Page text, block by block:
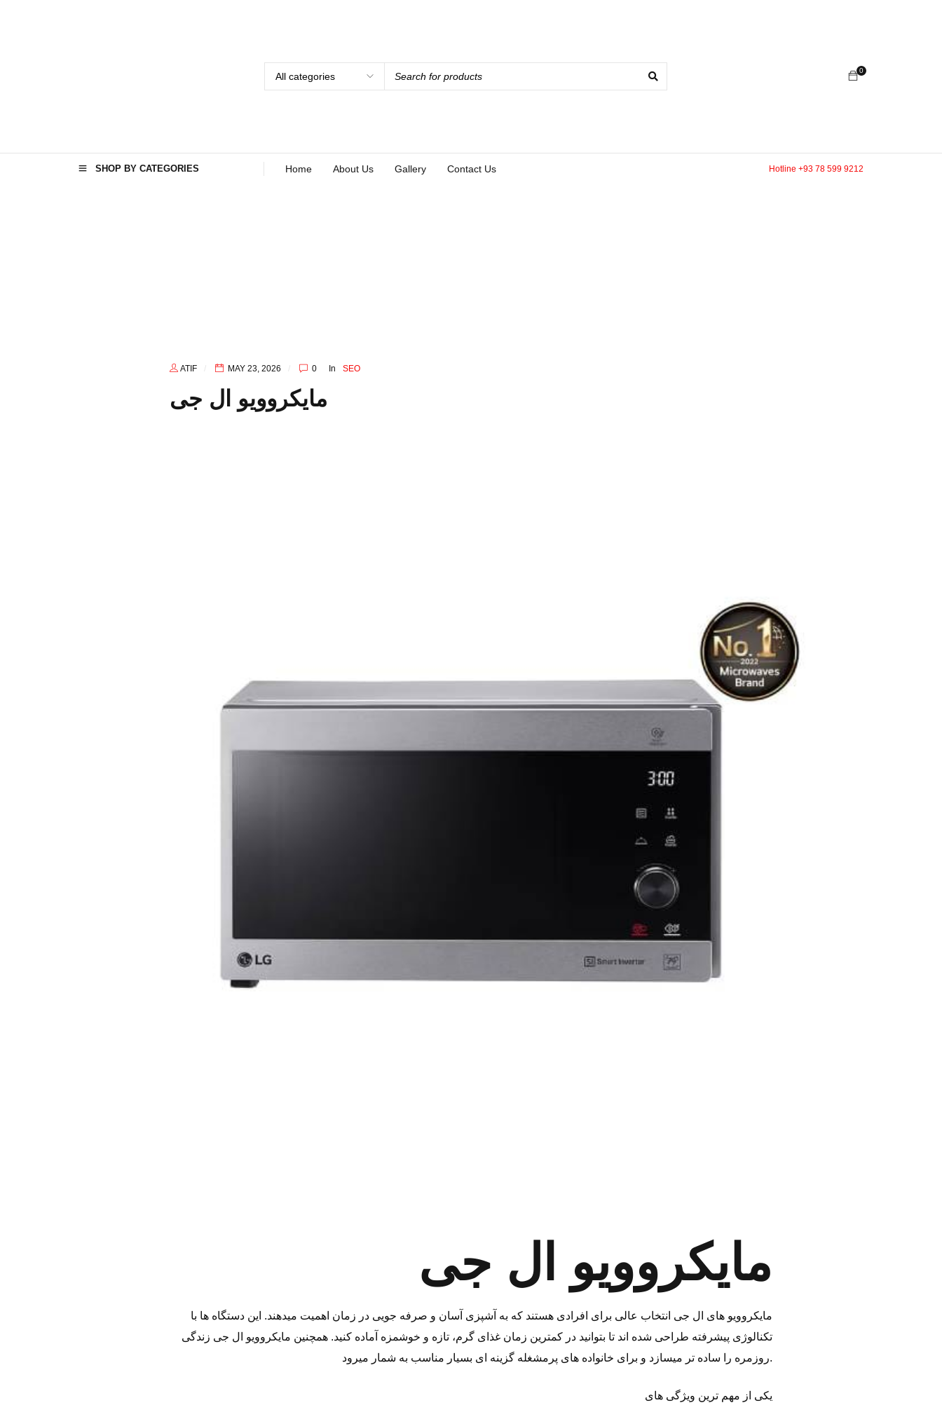
0
SHOP BY CATEGORIES Home About Us Gallery Contact Us Hotline +93 78 599 9212
ATIF MAY 23, 2026 0 In SEO
مایکروویو ال جی
مایکروویو ال جی
مایکروویو ‌های ال جی انتخاب عالی برای افرادی هستند که به آشپزی آسان و صرفه ‌جویی در زمان اهمیت میدهند. این دستگاه‌ ها با
تکنالوژی پیشرفته طراحی شده ‌اند تا بتوانید در کمترین زمان غذای گرم، تازه و خوشمزه آماده کنید. همچنین مایکروویو ال جی زندگی
روزمره را ساده ‌تر میسازد و برای خانواده‌ های پرمشغله گزینه ‌ای بسیار مناسب به شمار میرود.
یکی از مهم ‌ترین ویژگی ‌های